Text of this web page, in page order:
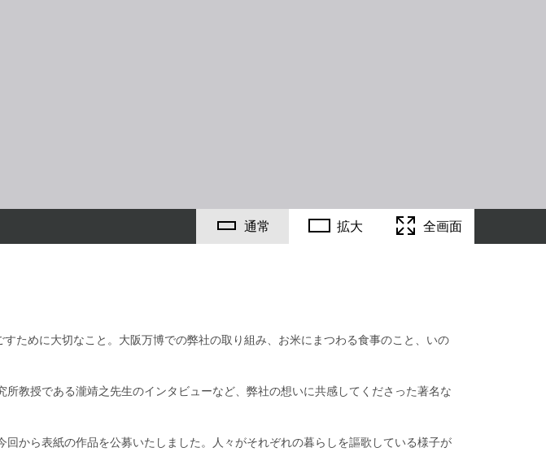
通常 拡大 全画面
ために大切なこと。大阪万博での弊社の取り組み、お米にまつわる食事のこと、いの
教授である瀧靖之先生のインタビューなど、弊社の想いに共感してくださった著名な
から表紙の作品を公募いたしました。人々がそれぞれの暮らしを謳歌している様子が